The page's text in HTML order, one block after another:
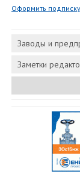
Оформить
Заводы и
Заметки